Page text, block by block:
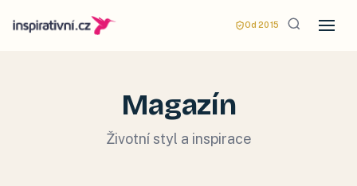
Od 2015
Magazín
Životní styl a inspirace